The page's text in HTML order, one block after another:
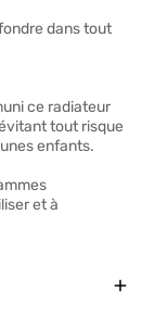
dans tout
ce radiateur
tout risque
enfants.
et à